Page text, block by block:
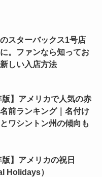
スターバックス1号店
。ファンなら知ってお
しい入店方法
版】アメリカで人気の赤
前ランキング｜名付け
とワシントン州の傾向も
版】アメリカの祝日
Holidays）